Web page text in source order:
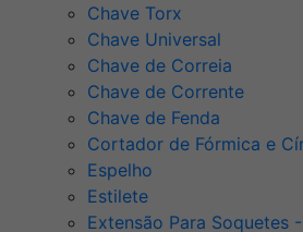
Chave Torx
Chave Universal
Chave de Correia
Chave de Corrente
Chave de Fenda
Cortador de Fórmica e
Espelho
Estilete
Extensão Para Soquetes